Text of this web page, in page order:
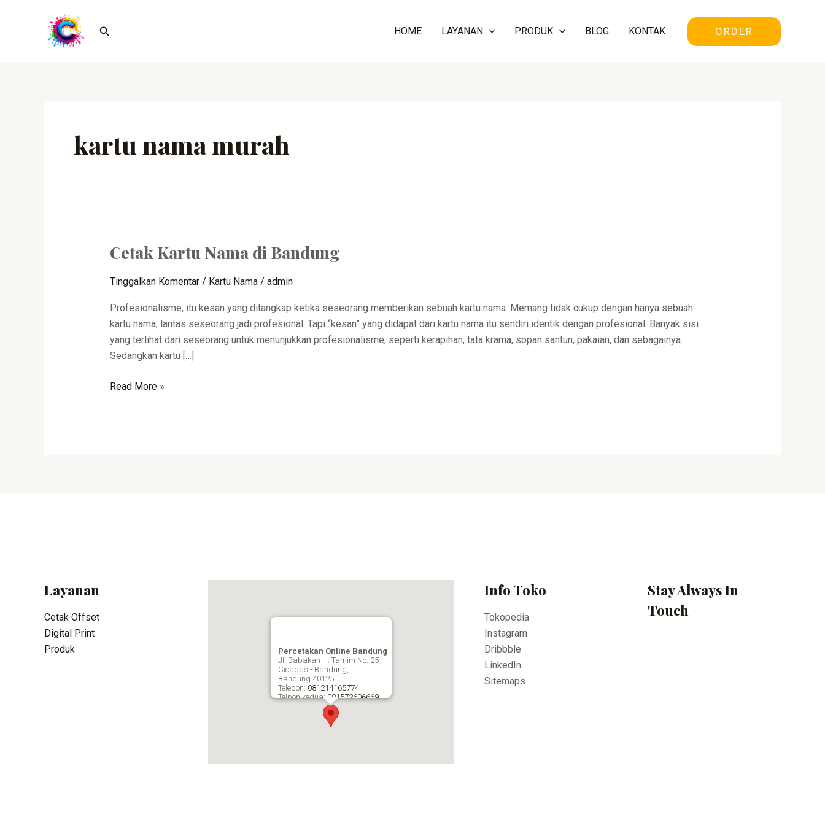
Cari HOME LAYANAN PRODUK BLOG KONTAK ORDER
kartu nama murah
Cetak Kartu Nama di Bandung
Tinggalkan Komentar / Kartu Nama/ admin
Profesionalisme, itu kesan yang ditangkap ketika seseorang memberikan sebuah kartu nama. Memang tidak cukup dengan hanya sebuah
kartu nama, lantas seseorang jadi profesional. Tapi “kesan” yang didapat dari kartu nama itu sendiri identik dengan profesional. Banyak sisi
yang terlihat dari seseorang untuk menunjukkan profesionalisme, seperti kerapihan, tata krama, sopan santun, pakaian, dan sebagainya.
Sedangkan kartu […]
Cetak
Nama
Bandung
Read More »
Layanan
Cetak Offset
Digital Print
Produk
Percetakan Online Bandung
Jl. Babakan H. Tamim No. 25
Cicadas - Bandung,
Bandung 40125
Telepon: 081214165774
Telpon kedua: 081572606669
Percetakan Online Bandung
Info Toko
Tokopedia
Instagram
Dribbble
LinkedIn
Sitemaps
Stay Always In
Touch